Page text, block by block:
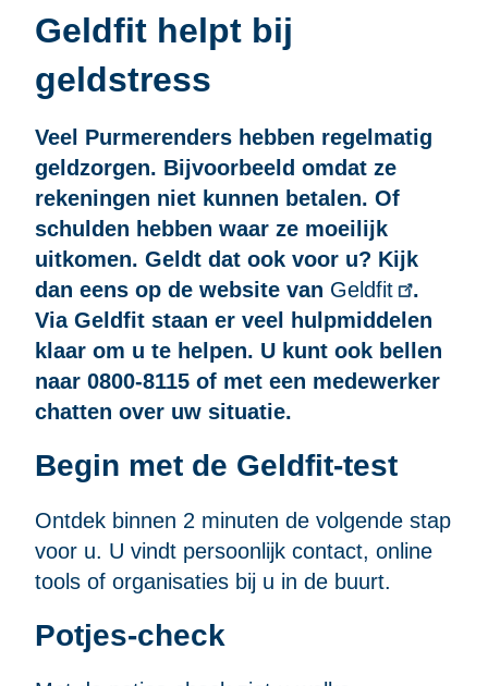
Geldfit helpt bij
geldstress
Veel Purmerenders hebben regelmatig
geldzorgen. Bijvoorbeeld omdat ze
rekeningen niet kunnen betalen. Of
schulden hebben waar ze moeilijk
uitkomen. Geldt dat ook voor u? Kijk
dan eens op de website van Geldfit
.
Via Geldfit staan er veel hulpmiddelen
klaar om u te helpen. U kunt ook bellen
naar 0800-8115 of met een medewerker
chatten over uw situatie.
Begin met de Geldfit-test
Ontdek binnen 2 minuten de volgende stap
voor u. U vindt persoonlijk contact, online
tools of organisaties bij u in de buurt.
Potjes-check